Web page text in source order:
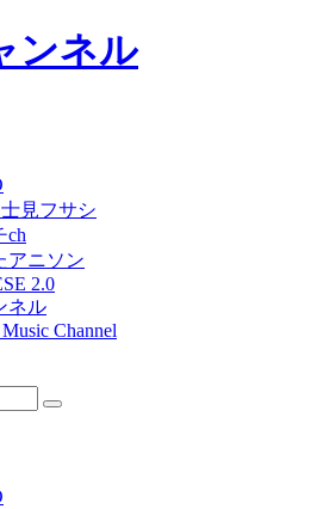
ンネル
見フサシ
ch
アニソン
2.0
ネル
Channel